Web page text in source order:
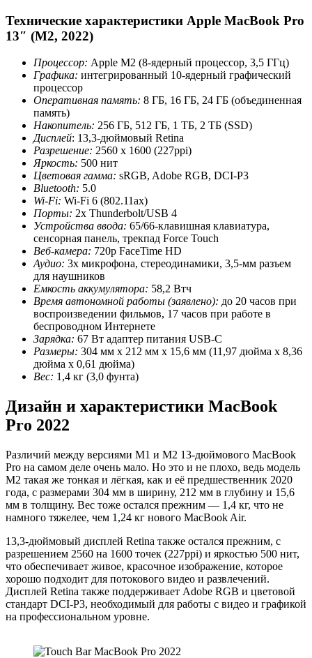
Технические характеристики Apple MacBook Pro
13″ (M2, 2022)
Процессор: Apple M2 (8-ядерный процессор, 3,5 ГГц)
Графика: интегрированный 10-ядерный графический
процессор
Оперативная память: 8 ГБ, 16 ГБ, 24 ГБ (объединенная
память)
Накопитель: 256 ГБ, 512 ГБ, 1 ТБ, 2 ТБ (SSD)
Дисплей: 13,3-дюймовый Retina
Разрешение: 2560 x 1600 (227ppi)
Яркость: 500 нит
Цветовая гамма: sRGB, Adobe RGB, DCI-P3
Bluetooth: 5.0
Wi-Fi: Wi-Fi 6 (802.11ax)
Порты: 2x Thunderbolt/USB 4
Устройства ввода: 65/66-клавишная клавиатура,
сенсорная панель, трекпад Force Touch
Веб-камера: 720p FaceTime HD
Аудио: 3x микрофона, стереодинамики, 3,5-мм разъем
для наушников
Емкость аккумулятора: 58,2 Втч
Время автономной работы (заявлено): до 20 часов при
воспроизведении фильмов, 17 часов при работе в
беспроводном Интернете
Зарядка: 67 Вт адаптер питания USB-C
Размеры: 304 мм x 212 мм x 15,6 мм (11,97 дюйма x 8,36
дюйма x 0,61 дюйма)
Вес: 1,4 кг (3,0 фунта)
Дизайн и характеристики MacBook
Pro 2022
Различий между версиями M1 и M2 13-дюймового MacBook
Pro на самом деле очень мало. Но это и не плохо, ведь модель
M2 такая же тонкая и лёгкая, как и её предшественник 2020
года, с размерами 304 мм в ширину, 212 мм в глубину и 15,6
мм в толщину. Вес тоже остался прежним — 1,4 кг, что не
намного тяжелее, чем 1,24 кг нового MacBook Air.
13,3-дюймовый дисплей Retina также остался прежним, с
разрешением 2560 на 1600 точек (227ppi) и яркостью 500 нит,
что обеспечивает живое, красочное изображение, которое
хорошо подходит для потокового видео и развлечений.
Дисплей Retina также поддерживает Adobe RGB и цветовой
стандарт DCI-P3, необходимый для работы с видео и графикой
на профессиональном уровне.